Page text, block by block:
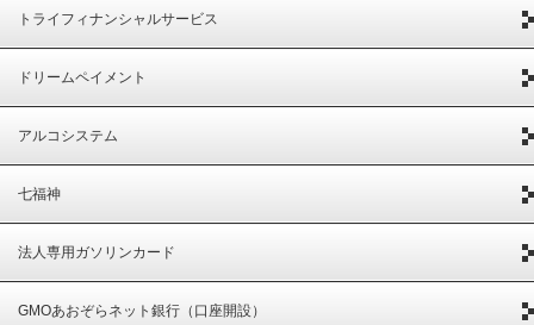
トライフィナンシャルサービス
ドリームペイメント
アルコシステム
七福神
法人専用ガソリンカード
GMOあおぞらネット銀行（口座開設）